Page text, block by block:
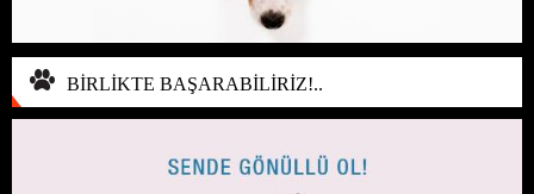
BİRLİKTE BAŞARABİLİRİZ!..